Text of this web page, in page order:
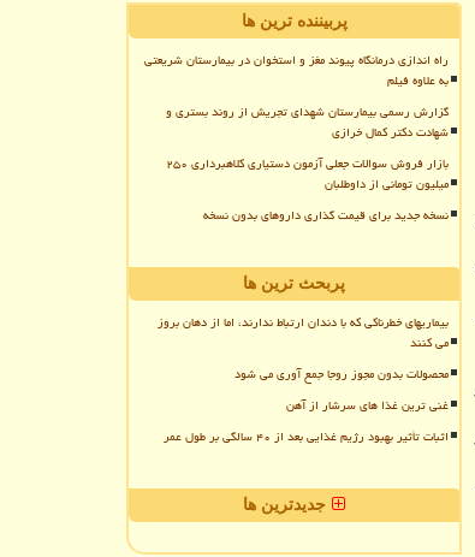
پربیننده ترین ها
راه اندازی درمانگاه پیوند مغز و استخوان در بیمارستان شریعتی
به علاوه فیلم
گزارش رسمی بیمارستان شهدای تجریش از روند بستری و
شهادت دکتر کمال خرازی
بازار فروش سوالات جعلی آزمون دستیاری کلاهبرداری ۲۵۰
میلیون تومانی از داوطلبان
نسخه جدید برای قیمت گذاری داروهای بدون نسخه
پربحث ترین ها
بیماریهای خطرناکی که با دندان ارتباط ندارند، اما از دهان بروز
می کنند
محصولات بدون مجوز روجا جمع آوری می شود
غنی ترین غذا های سرشار از آهن
اثبات تأثیر بهبود رژیم غذایی بعد از ۴۰ سالگی بر طول عمر
جدیدترین ها